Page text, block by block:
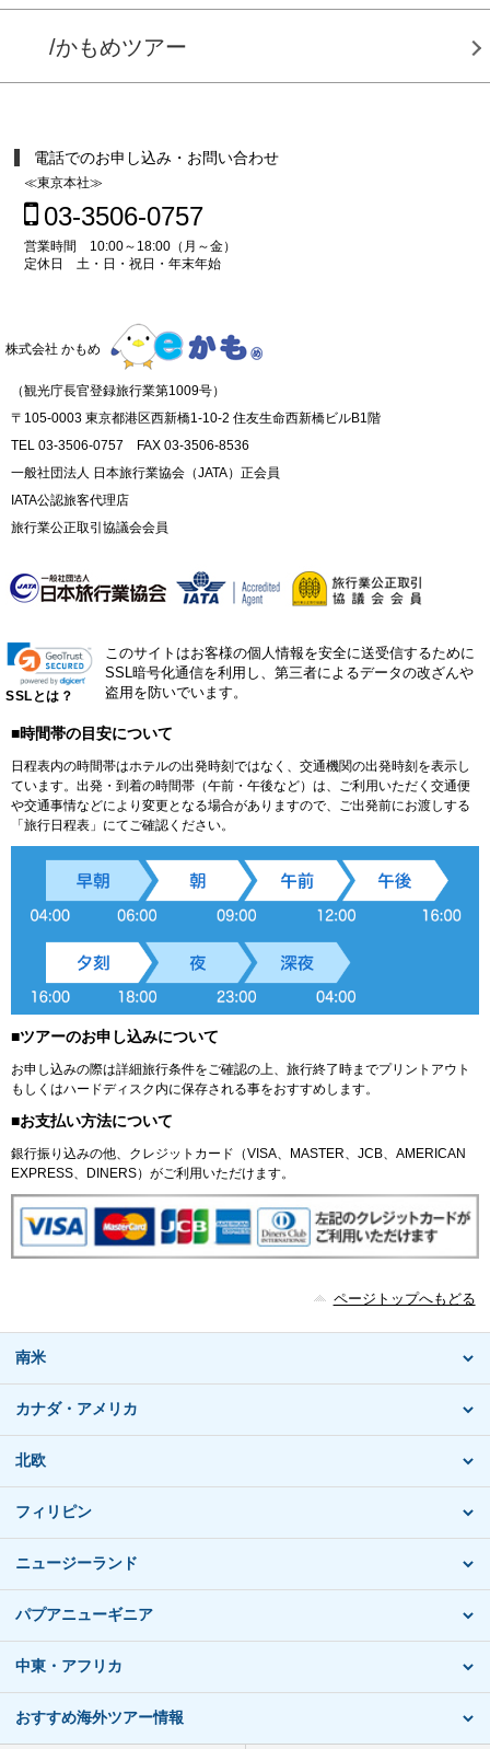
/かもめツアー
電話でのお申し込み・お問い合わせ
≪東京本社≫
03-3506-0757
営業時間 10:00～18:00（月～金）
定休日 土・日・祝日・年末年始
株式会社 かもめ
（観光庁長官登録旅行業第1009号）
〒105-0003 東京都港区西新橋1-10-2 住友生命西新橋ビルB1階
TEL 03-3506-0757 FAX 03-3506-8536
一般社団法人 日本旅行業協会（JATA）正会員
IATA公認旅客代理店
旅行業公正取引協議会会員
SSLとは？
このサイトはお客様の個人情報を安全に送受信するために
SSL暗号化通信を利用し、第三者によるデータの改ざんや
盗用を防いでいます。
■時間帯の目安について
日程表内の時間帯はホテルの出発時刻ではなく、交通機関の出発時刻を表示し
ています。出発・到着の時間帯（午前・午後など）は、ご利用いただく交通便
や交通事情などにより変更となる場合がありますので、ご出発前にお渡しする
「旅行日程表」にてご確認ください。
■ツアーのお申し込みについて
お申し込みの際は詳細旅行条件をご確認の上、旅行終了時までプリントアウト
もしくはハードディスク内に保存される事をおすすめします。
■お支払い方法について
銀行振り込みの他、クレジットカード（VISA、MASTER、JCB、AMERICAN
EXPRESS、DINERS）がご利用いただけます。
ページトップへもどる
南米
カナダ・アメリカ
北欧
フィリピン
ニュージーランド
パプアニューギニア
中東・アフリカ
おすすめ海外ツアー情報